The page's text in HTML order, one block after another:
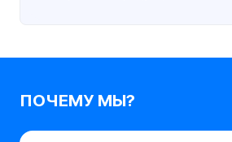
ПОЧЕМУ МЫ?